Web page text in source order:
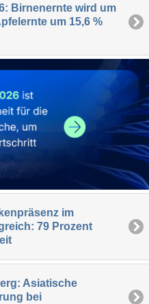
Birnenernte wird um
um 15,6 %
im
79 Prozent
Asiatische
bei